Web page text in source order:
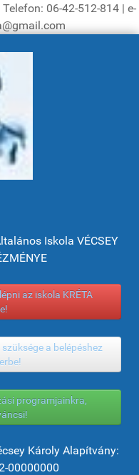
06-42-512-814 | e-
Iskola VÉCSEY
az iskola KRÉTA
a belépéshez
programjainkra,
Károly Alapítvány:
00000000